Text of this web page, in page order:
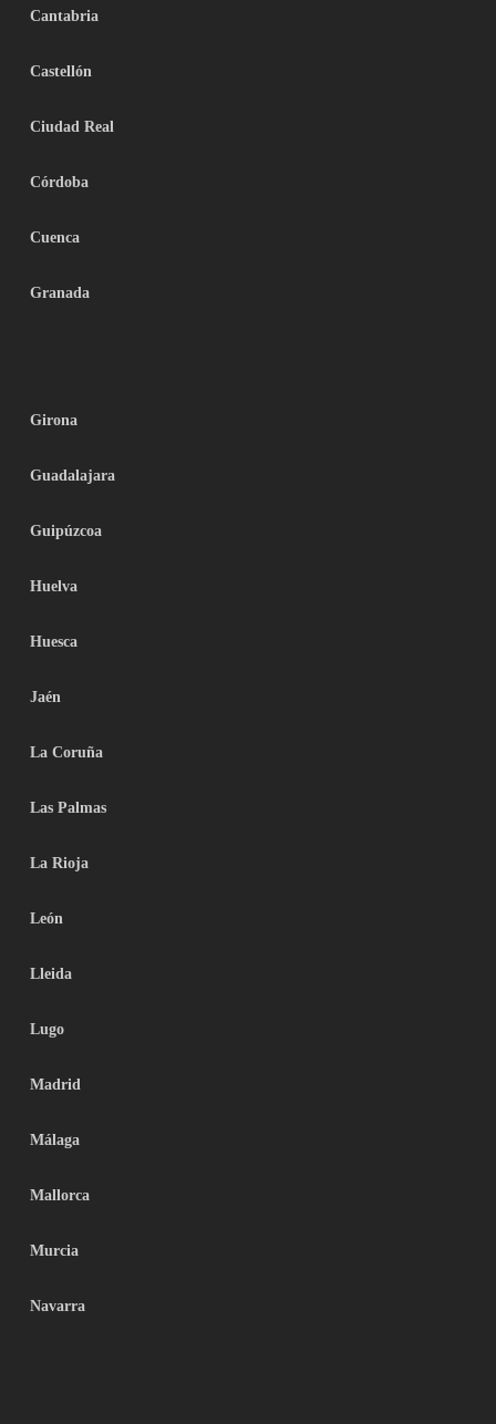
Cantabria
Castellón
Ciudad Real
Córdoba
Cuenca
Granada
Girona
Guadalajara
Guipúzcoa
Huelva
Huesca
Jaén
La Coruña
Las Palmas
La Rioja
León
Lleida
Lugo
Madrid
Málaga
Mallorca
Murcia
Navarra